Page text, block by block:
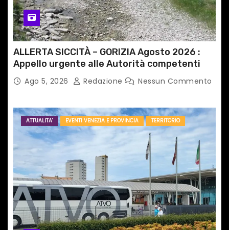
ALLERTA SICCITÀ – GORIZIA Agosto 2026 :
Appello urgente alle Autorità competenti
Ago 5, 2026 Redazione Nessun Commento
ATTUALITA' EVENTI VENEZIA E PROVINCIA TERRITORIO